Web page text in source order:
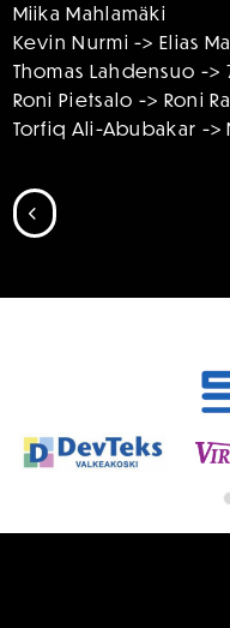
Miika Mahlamäki
Kevin Nurmi -> Elias
Thomas Lahdensuo ->
Roni Pietsalo -> Roni
Torfiq Ali-Abubakar ->
SIIRRY EDELLISEEN